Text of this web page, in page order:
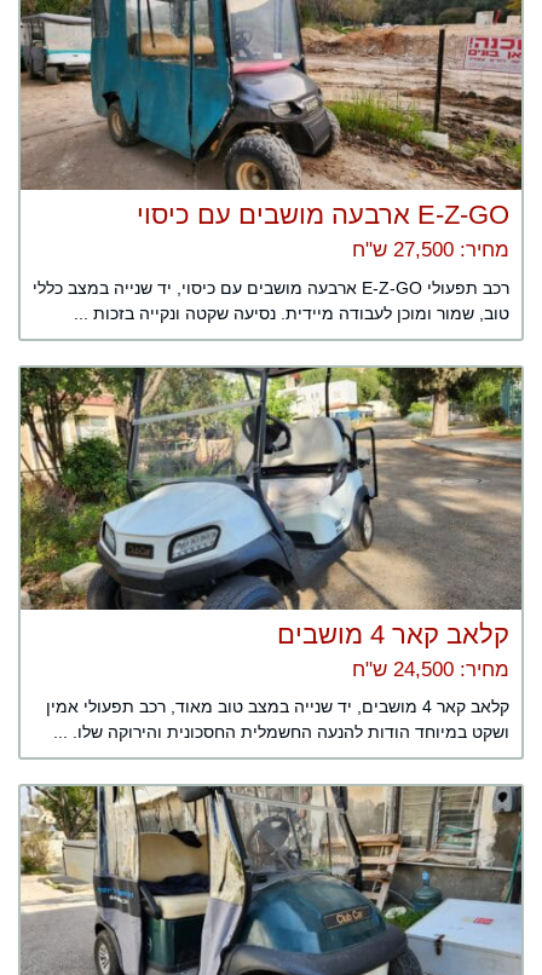
E-Z-GO ארבעה מושבים עם כיסוי
מחיר: 27,500 ש"ח
רכב תפעולי E-Z-GO ארבעה מושבים עם כיסוי, יד שנייה במצב כללי
טוב, שמור ומוכן לעבודה מיידית. נסיעה שקטה ונקייה בזכות ...
קלאב קאר 4 מושבים
מחיר: 24,500 ש"ח
קלאב קאר 4 מושבים, יד שנייה במצב טוב מאוד, רכב תפעולי אמין
ושקט במיוחד הודות להנעה החשמלית החסכונית והירוקה שלו. ...